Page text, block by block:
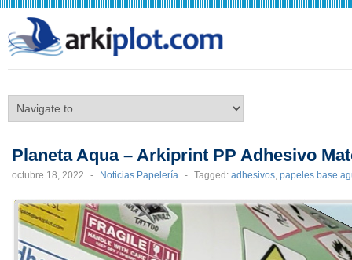
Planeta Aqua – Arkiprint PP Adhesivo
octubre 18, 2022 - Noticias Papelería - Tagged: adhesivos, papeles base